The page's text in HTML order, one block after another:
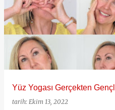
a
y
Yüz Yogası Gerçekten
tarih: Ekim 13, 2022